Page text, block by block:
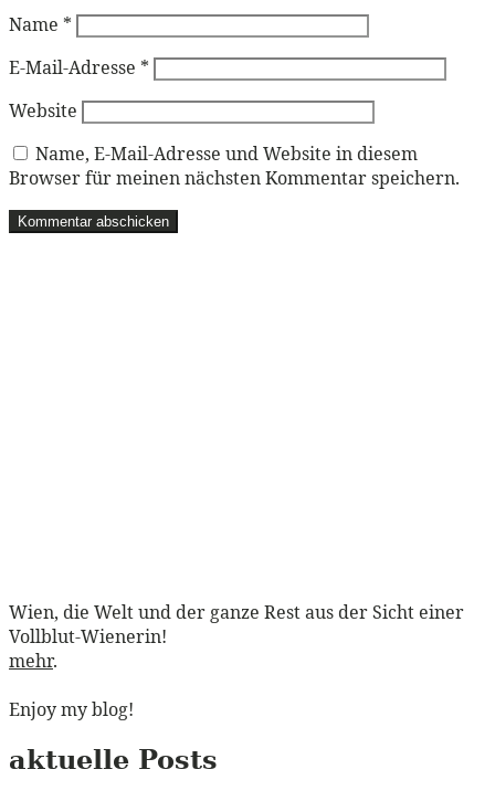
Name *
E-Mail-Adresse *
Website
Name, E-Mail-Adresse und Website in diesem
Browser für meinen nächsten Kommentar speichern.
Wien, die Welt und der ganze Rest aus der Sicht einer
Vollblut-Wienerin!
mehr.
Enjoy my blog!
aktuelle Posts